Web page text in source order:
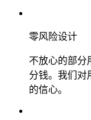
零风险设计
不放心的部分
分钱。我们对
的信心。